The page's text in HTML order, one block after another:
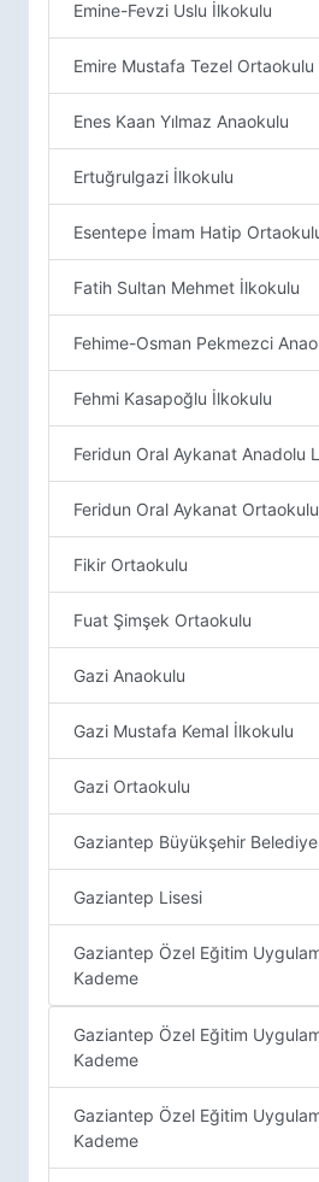
Emine-Fevzi Uslu İlkokulu
Emire Mustafa Tezel Ortaokulu
Enes Kaan Yılmaz Anaokulu
Ertuğrulgazi İlkokulu
Esentepe İmam Hatip
Fatih Sultan Mehmet İlkokulu
Fehime-Osman Pekmezci
Fehmi Kasapoğlu İlkokulu
Feridun Oral Aykanat Anadolu
Feridun Oral Aykanat Ortaokulu
Fikir Ortaokulu
Fuat Şimşek Ortaokulu
Gazi Anaokulu
Gazi Mustafa Kemal İlkokulu
Gazi Ortaokulu
Gaziantep Büyükşehir
Gaziantep Lisesi
Gaziantep Özel Eğitim
Kademe
Gaziantep Özel Eğitim
Kademe
Gaziantep Özel Eğitim
Kademe